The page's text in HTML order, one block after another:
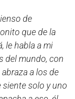
de
que de la
le habla a mi
del mundo, con
a los de
siente solo y uno